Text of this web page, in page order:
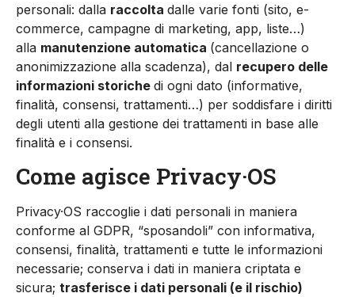
personali: dalla raccolta dalle varie fonti (sito, e-
commerce, campagne di marketing, app, liste…)
alla manutenzione automatica (cancellazione o
anonimizzazione alla scadenza), dal recupero delle
informazioni storiche di ogni dato (informative,
finalità, consensi, trattamenti…) per soddisfare i diritti
degli utenti alla gestione dei trattamenti in base alle
finalità e i consensi.
Come agisce Privacy·OS
Privacy·OS raccoglie i dati personali in maniera
conforme al GDPR, “sposandoli” con informativa,
consensi, finalità, trattamenti e tutte le informazioni
necessarie; conserva i dati in maniera criptata e
sicura; trasferisce i dati personali (e il rischio)